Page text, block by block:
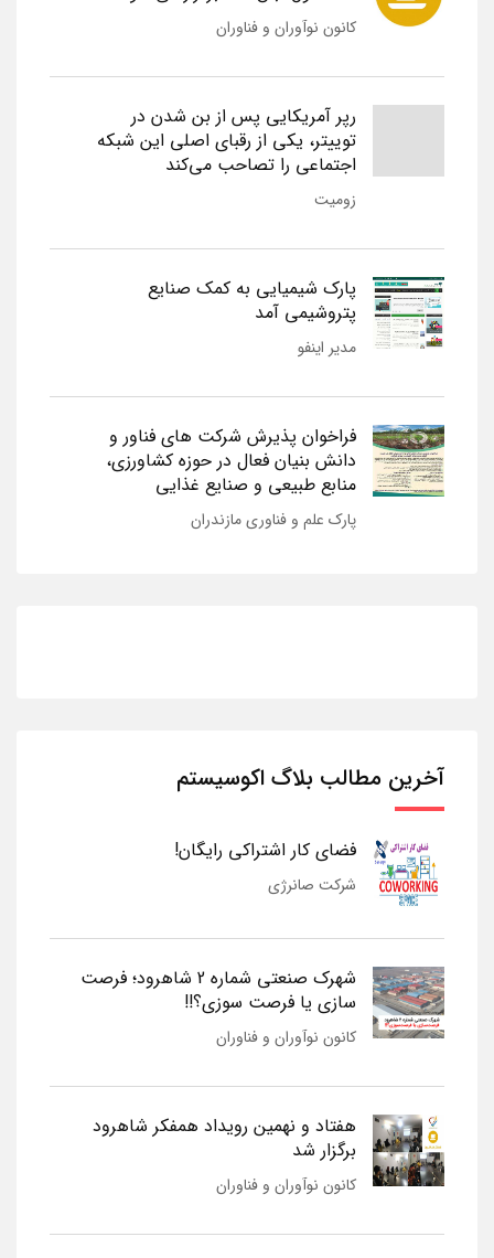
کانون نوآوران و فناوران
رپر آمریکایی پس از بن شدن در
توییتر، یکی از رقبای اصلی این شبکه
اجتماعی را تصاحب می‌کند
زومیت
پارک شیمیایی به کمک صنایع
پتروشیمی آمد
مدیر اینفو
فراخوان پذیرش شرکت های فناور و
دانش بنیان فعال در حوزه کشاورزی،
منابع طبیعی و صنایع غذایی
پارک علم و فناوری مازندران
آخرین مطالب بلاگ اکوسیستم
فضای کار اشتراکی رایگان!
شرکت صانرژی
شهرک صنعتی شماره 2 شاهرود؛ فرصت
سازی یا فرصت سوزی؟!!
کانون نوآوران و فناوران
هفتاد و نهمین رویداد همفکر شاهرود
برگزار شد
کانون نوآوران و فناوران